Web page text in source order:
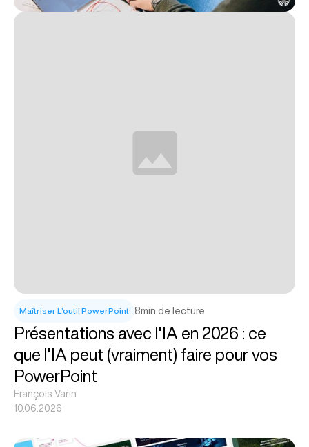
Maîtriser L’outil PowerPoint 8min de lecture
Présentations avec l'IA en 2026 : ce
que l'IA peut (vraiment) faire pour vos
PowerPoint
François Varin
10.06.2026